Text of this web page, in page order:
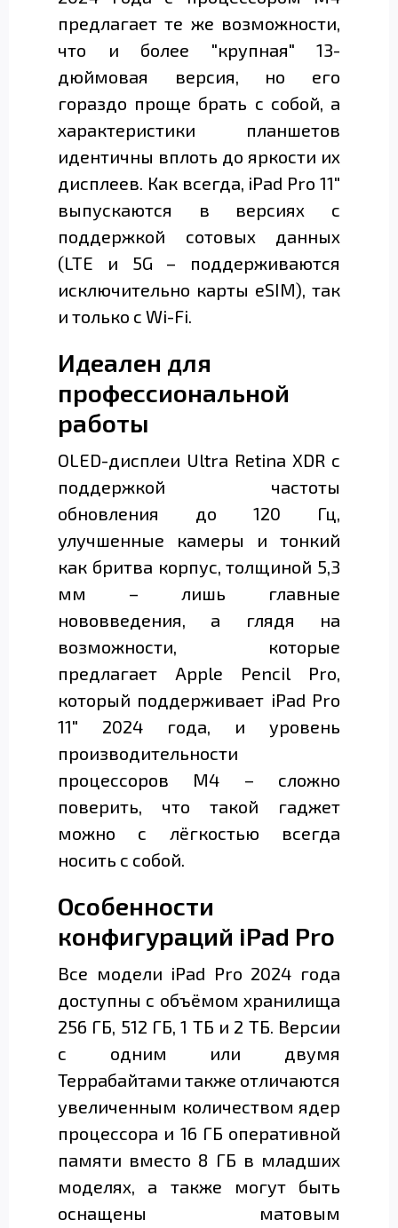
предлагает те же возможности,
что и более "крупная" 13-
дюймовая версия, но его
гораздо проще брать с собой, а
характеристики планшетов
идентичны вплоть до яркости их
дисплеев. Как всегда, iPad Pro 11"
выпускаются в версиях с
поддержкой сотовых данных
(LTE и 5G – поддерживаются
исключительно карты eSIM), так
и только с Wi-Fi.
Идеален для
профессиональной
работы
OLED-дисплеи Ultra Retina XDR c
поддержкой частоты
обновления до 120 Гц,
улучшенные камеры и тонкий
как бритва корпус, толщиной 5,3
мм – лишь главные
нововведения, а глядя на
возможности, которые
предлагает Apple Pencil Pro,
который поддерживает iPad Pro
11" 2024 года, и уровень
производительности
процессоров M4 – сложно
поверить, что такой гаджет
можно с лёгкостью всегда
носить с собой.
Особенности
конфигураций iPad Pro
Все модели iPad Pro 2024 года
доступны с объёмом хранилища
256 ГБ, 512 ГБ, 1 ТБ и 2 ТБ. Версии
с одним или двумя
Террабайтами также отличаются
увеличенным количеством ядер
процессора и 16 ГБ оперативной
памяти вместо 8 ГБ в младших
моделях, а также могут быть
оснащены матовым